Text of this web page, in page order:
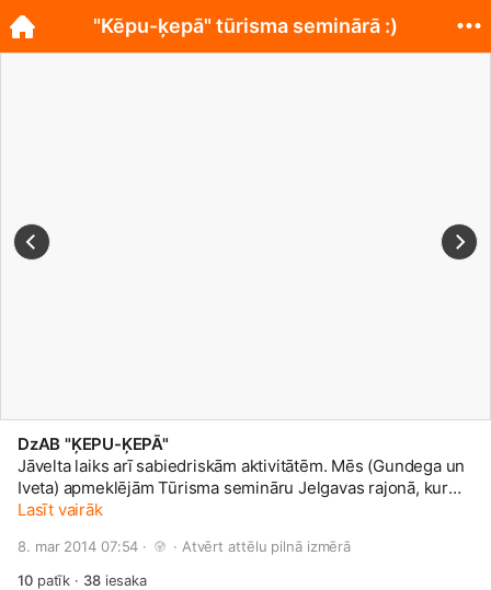
DzAB "ĶEPU-ĶEPĀ"
Jāvelta laiks arī sabiedriskām aktivitātēm. Mēs (Gundega un
Iveta) apmeklējām Tūrisma semināru Jelgavas rajonā, kur
piedalījās Jelgavas, Jelgavas raj. un Ozolnieku nov.
Mēs arī atsākām sarunas ar Info Tūrisma centru par
skolnieku un pieaugušo grupu uzņemšanu Rēvicos, lai
Lasīt vairāk
8. mar 2014 07:54 · · Atvērt attēlu pilnā izmērā
10patīk · 38iesaka
"Kēpu-ķepā" tūrisma seminārā :)